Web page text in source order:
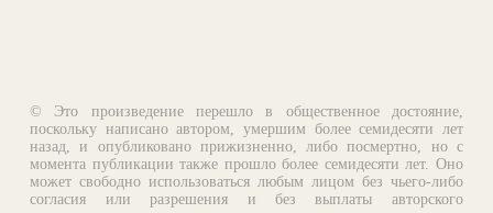
© Это произведение перешло в общественное достояние,
поскольку написано автором, умершим более семидесяти лет
назад, и опубликовано прижизненно, либо посмертно, но с
момента публикации также прошло более семидесяти лет. Оно
может свободно использоваться любым лицом без чьего-либо
согласия или разрешения и без выплаты авторского